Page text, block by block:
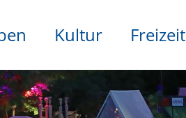
Kultur Freizeit